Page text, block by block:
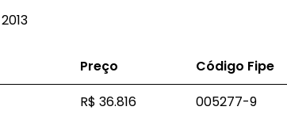
Preço
Código Fipe
R$ 36.816
005277-9